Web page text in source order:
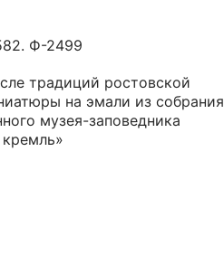
Ф-2499
традиций ростовской
на эмали из собрания
музея-заповедника